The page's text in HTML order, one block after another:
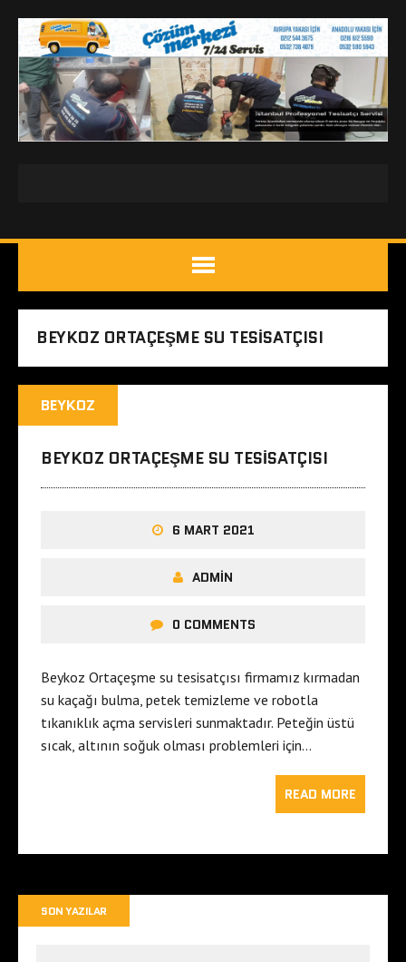
BEYKOZ ORTAÇEŞME SU TESISATÇISI
BEYKOZ
BEYKOZ ORTAÇEŞME SU TESISATÇISI
6 MART 2021
ADMIN
0 COMMENTS
Beykoz Ortaçeşme su tesisatçısı firmamız kırmadan
su kaçağı bulma, petek temizleme ve robotla
tıkanıklık açma servisleri sunmaktadır. Peteğin üstü
sıcak, altının soğuk olması problemleri için…
READ MORE
SON YAZILAR